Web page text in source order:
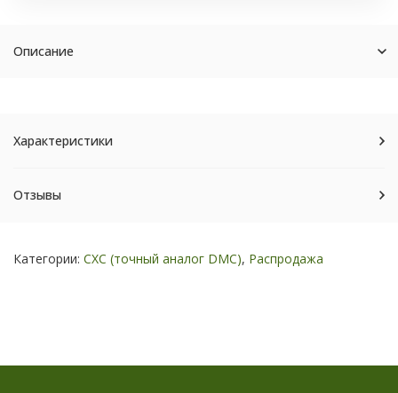
Описание
Характеристики
Отзывы
Категории: СХС (точный аналог DMC), Распродажа